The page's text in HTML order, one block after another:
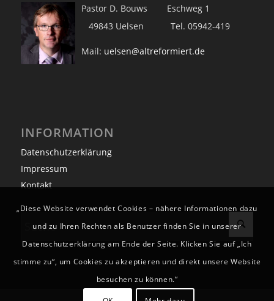
Pastor D. Bouws Eschweg 1
49843 Uelsen Tel. 05942-419
Mail: uelsen@altreformiert.de
INFORMATION
Datenschutzerklärung
Impressum
Kontakt
„Diese Website verwendet Cookies – nähere Informationen dazu
und zu Ihren Rechten als Benutzer finden Sie in unserer
Datenschutzerklärung am Ende der Seite. Klicken Sie auf „Ich
stimme zu“, um Cookies zu akzeptieren und direkt unsere Website
besuchen zu können.“